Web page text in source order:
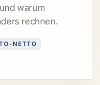
warum
rechnen.
NETTO